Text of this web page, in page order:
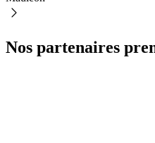
Nos partenaires